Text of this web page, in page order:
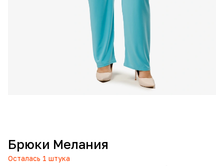
Брюки Мелания
Осталась 1 штука